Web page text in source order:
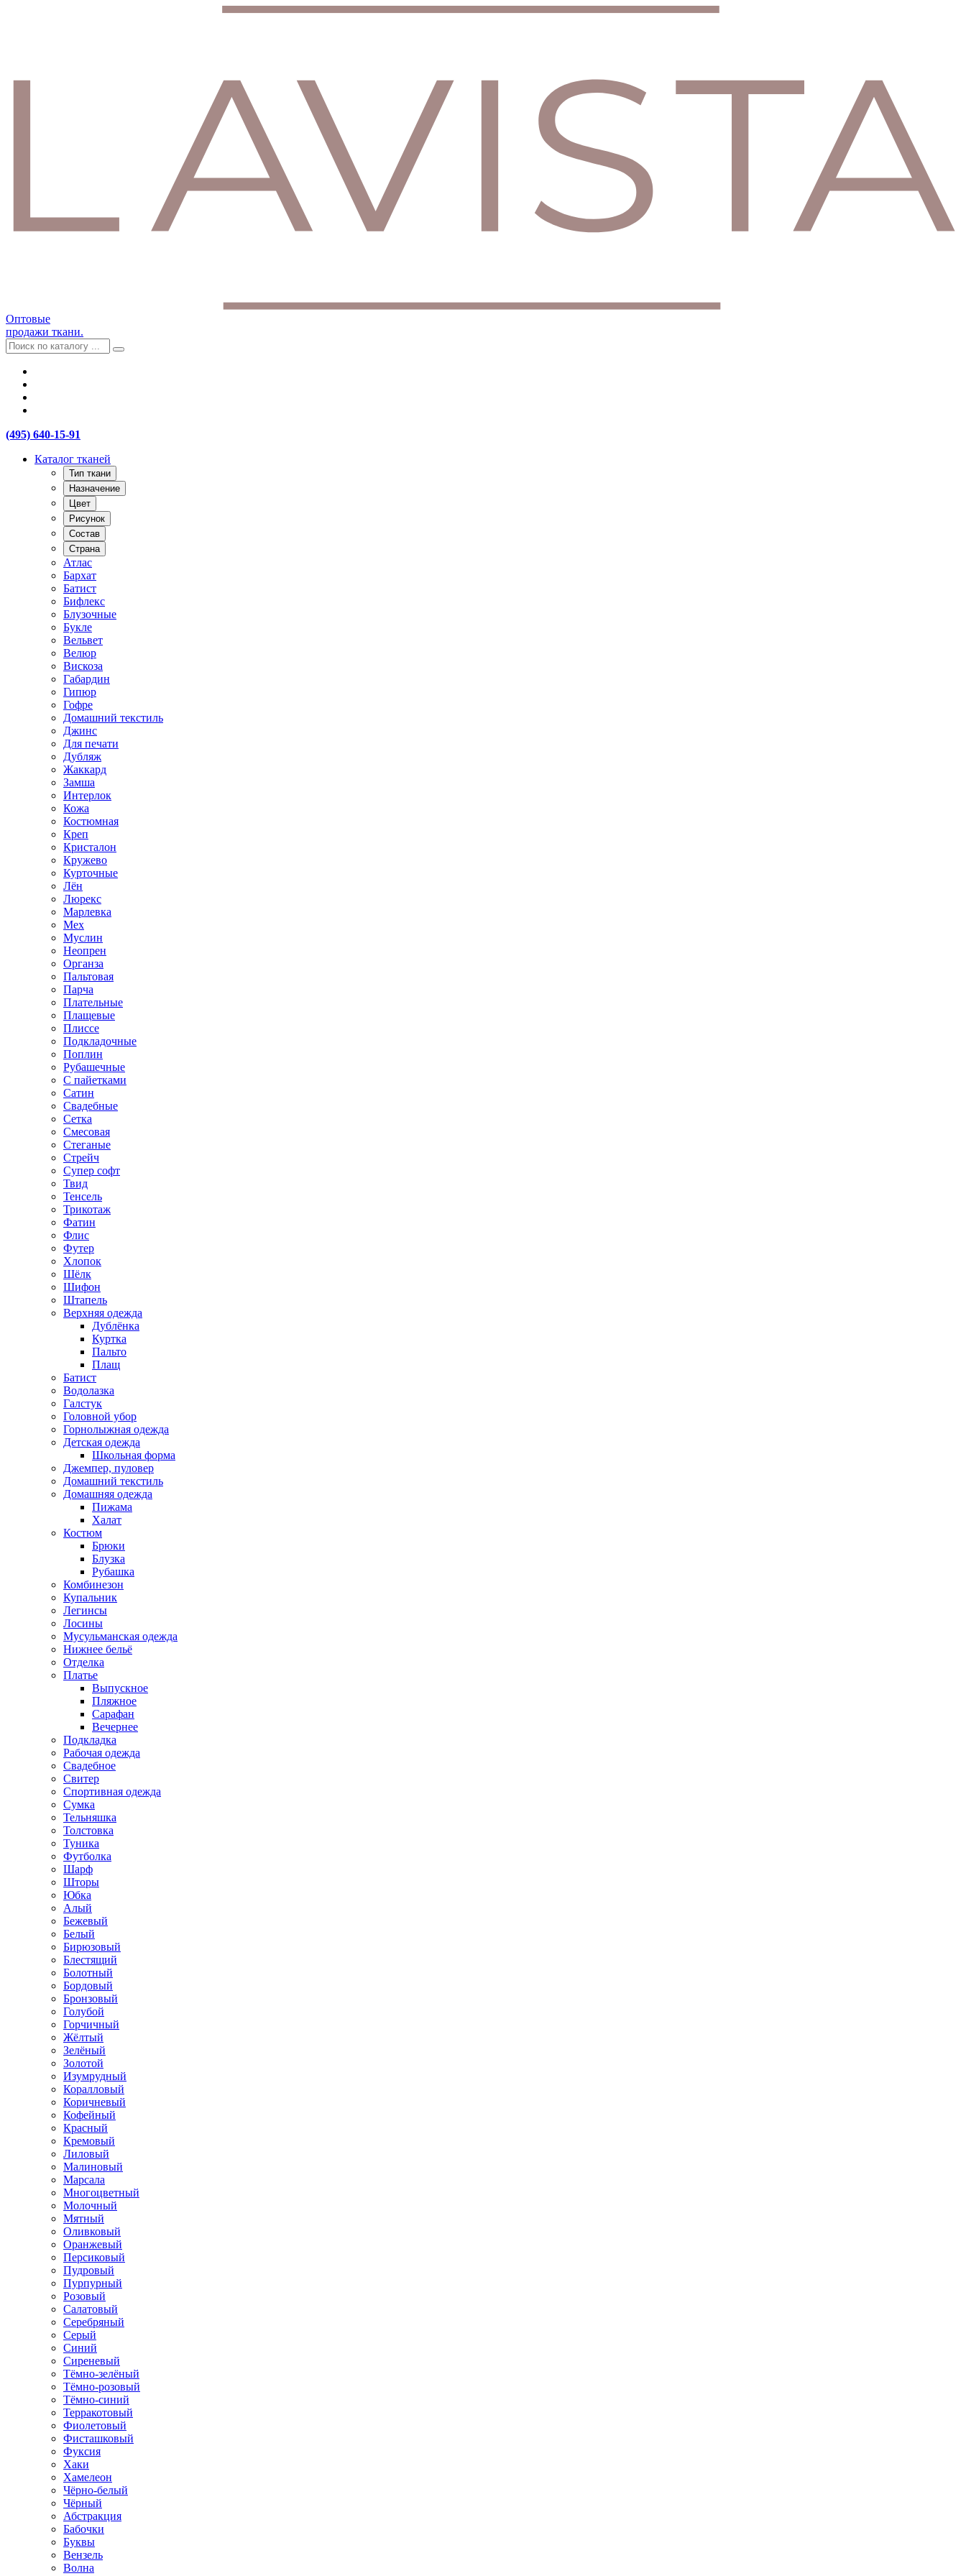
Оптовые
продажи ткани.
(495) 640-15-91
Каталог тканей
Тип ткани
Назначение
Цвет
Рисунок
Состав
Страна
Атлас
Бархат
Батист
Бифлекс
Блузочные
Букле
Вельвет
Велюр
Вискоза
Габардин
Гипюр
Гофре
Домашний текстиль
Джинс
Для печати
Дубляж
Жаккард
Замша
Интерлок
Кожа
Костюмная
Креп
Кристалон
Кружево
Курточные
Лён
Люрекс
Марлевка
Мех
Муслин
Неопрен
Органза
Пальтовая
Парча
Плательные
Плащевые
Плиссе
Подкладочные
Поплин
Рубашечные
С пайетками
Сатин
Свадебные
Сетка
Смесовая
Стеганые
Стрейч
Супер софт
Твид
Тенсель
Трикотаж
Фатин
Флис
Футер
Хлопок
Шёлк
Шифон
Штапель
Верхняя одежда
Дублёнка
Куртка
Пальто
Плащ
Батист
Водолазка
Галстук
Головной убор
Горнолыжная одежда
Детская одежда
Школьная форма
Джемпер, пуловер
Домашний текстиль
Домашняя одежда
Пижама
Халат
Костюм
Брюки
Блузка
Рубашка
Комбинезон
Купальник
Легинсы
Лосины
Мусульманская одежда
Нижнее бельё
Отделка
Платье
Выпускное
Пляжное
Сарафан
Вечернее
Подкладка
Рабочая одежда
Свадебное
Свитер
Спортивная одежда
Сумка
Тельняшка
Толстовка
Туника
Футболка
Шарф
Шторы
Юбка
Алый
Бежевый
Белый
Бирюзовый
Блестящий
Болотный
Бордовый
Бронзовый
Голубой
Горчичный
Жёлтый
Зелёный
Золотой
Изумрудный
Коралловый
Коричневый
Кофейный
Красный
Кремовый
Лиловый
Малиновый
Марсала
Многоцветный
Молочный
Мятный
Оливковый
Оранжевый
Персиковый
Пудровый
Пурпурный
Розовый
Салатовый
Серебряный
Серый
Синий
Сиреневый
Тёмно-зелёный
Тёмно-розовый
Тёмно-синий
Терракотовый
Фиолетовый
Фисташковый
Фуксия
Хаки
Хамелеон
Чёрно-белый
Чёрный
Абстракция
Бабочки
Буквы
Вензель
Волна